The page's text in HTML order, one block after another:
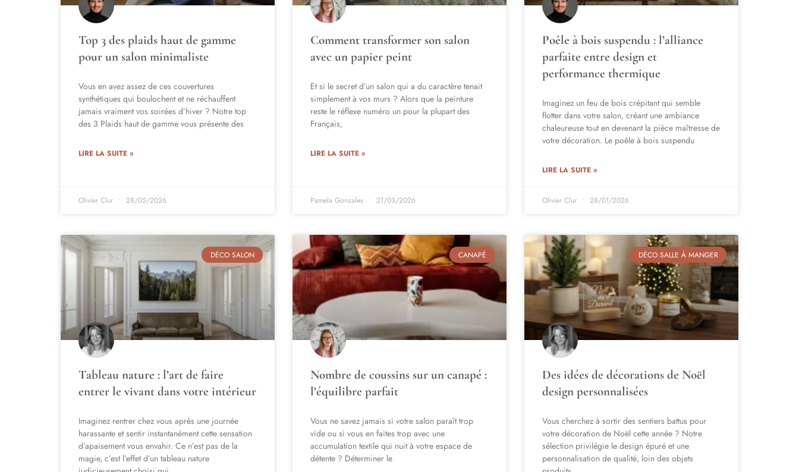
Top 3 des plaids haut de gamme
pour un salon minimaliste
Vous en avez assez de ces couvertures
synthétiques qui boulochent et ne réchauffent
jamais vraiment vos soirées d’hiver ? Notre top
des 3 Plaids haut de gamme vous présente des
LIRE LA SUITE »
Olivier Clur 28/05/2026
Comment transformer son salon
avec un papier peint
Et si le secret d’un salon qui a du caractère tenait
simplement à vos murs ? Alors que la peinture
reste le réflexe numéro un pour la plupart des
Français,
LIRE LA SUITE »
Pamela Gonzales 21/03/2026
Poêle à bois suspendu : l’alliance
parfaite entre design et
performance thermique
Imaginez un feu de bois crépitant qui semble
flotter dans votre salon, créant une ambiance
chaleureuse tout en devenant la pièce maîtresse de
votre décoration. Le poêle à bois suspendu
LIRE LA SUITE »
Olivier Clur 28/01/2026
DÉCO SALON
Tableau nature : l’art de faire
entrer le vivant dans votre intérieur
Imaginez rentrer chez vous après une journée
harassante et sentir instantanément cette sensation
d’apaisement vous envahir. Ce n’est pas de la
magie, c’est l’effet d’un tableau nature
CANAPÉ
Nombre de coussins sur un canapé :
l’équilibre parfait
Vous ne savez jamais si votre salon paraît trop
vide ou si vous en faites trop avec une
accumulation textile qui nuit à votre espace de
détente ? Déterminer le
DÉCO SALLE À MANGER
Des idées de décorations de Noël
design personnalisées
Vous cherchez à sortir des sentiers battus pour
votre décoration de Noël cette année ? Notre
sélection privilégie le design épuré et une
personnalisation de qualité, loin des objets